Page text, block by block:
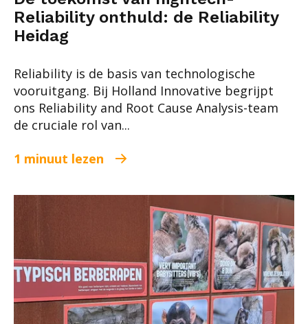
Reliability onthuld: de Reliability
Heidag
Reliability is de basis van technologische
vooruitgang. Bij Holland Innovative begrijpt
ons Reliability and Root Cause Analysis-team
de cruciale rol van...
1 minuut lezen